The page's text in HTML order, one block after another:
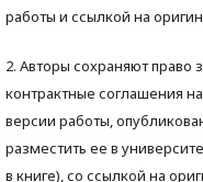
работы и ссылкой на
2. Авторы сохраняют
контрактные соглашения
версии работы,
разместить ее в
в книге), со ссылкой на